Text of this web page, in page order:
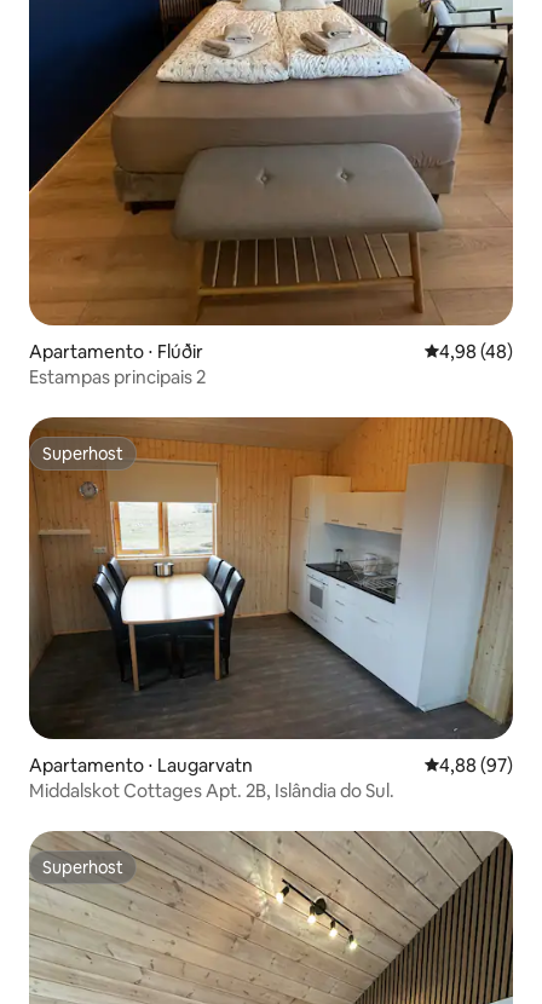
Apartamento ⋅ Flúðir 4,98 de uma
4,98 (48)
Estampas principais 2
Superhost
Superhost
Apartamento ⋅ Laugarvatn 4,88 de uma
4,88 (97)
Middalskot Cottages Apt. 2B, Islândia do Sul.
Superhost
Superhost